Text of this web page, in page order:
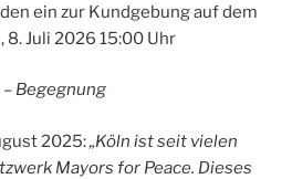
ein zur Kundgebung auf dem
Juli 2026 15:00 Uhr
Begegnung
2025:„Köln ist seit vielen
Mayors for Peace. Dieses